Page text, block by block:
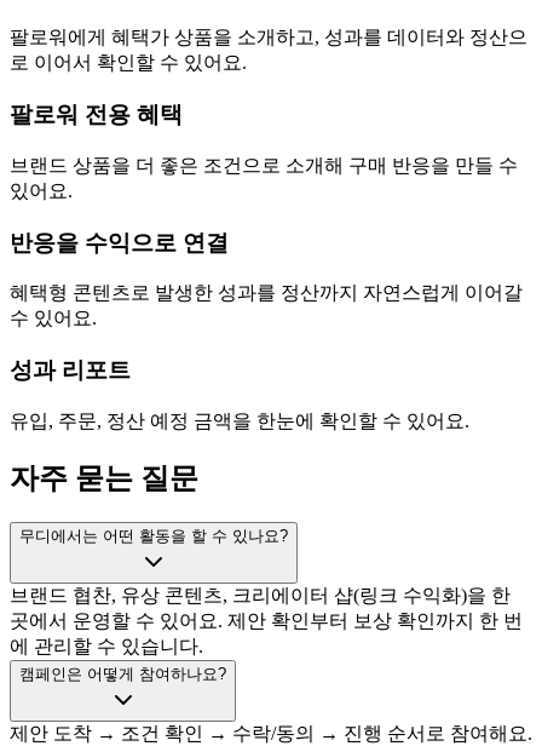
팔로워에게 혜택가 상품을 소개하고, 성과를 데이터와 정산으
로 이어서 확인할 수 있어요.
팔로워 전용 혜택
브랜드 상품을 더 좋은 조건으로 소개해 구매 반응을 만들 수
있어요.
반응을 수익으로 연결
혜택형 콘텐츠로 발생한 성과를 정산까지 자연스럽게 이어갈
수 있어요.
성과 리포트
유입, 주문, 정산 예정 금액을 한눈에 확인할 수 있어요.
자주 묻는 질문
무디에서는 어떤 활동을 할 수 있나요?
브랜드 협찬, 유상 콘텐츠, 크리에이터 샵(링크 수익화)을 한
곳에서 운영할 수 있어요. 제안 확인부터 보상 확인까지 한 번
에 관리할 수 있습니다.
캠페인은 어떻게 참여하나요?
제안 도착 → 조건 확인 → 수락/동의 → 진행 순서로 참여해요.